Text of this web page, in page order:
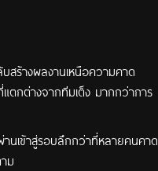
สร้างผลงานเหนือความคาด
ตกต่างจากทีมเต็ง มากกว่าการ
านเข้าสู่รอบลึกกว่าที่หลายคนคาด
ม